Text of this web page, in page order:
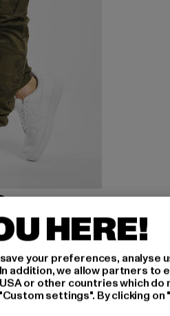
54,99 EUR
HERE!
your preferences, analyse
addition, we allow partners to
or other countries which do
settings". By clicking